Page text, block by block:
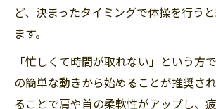
ど、決まったタイミングで体操を行う
ます。
「忙しくて時間が取れない」という方
の簡単な動きから始めることが推奨さ
ることで肩や首の柔軟性がアップし、